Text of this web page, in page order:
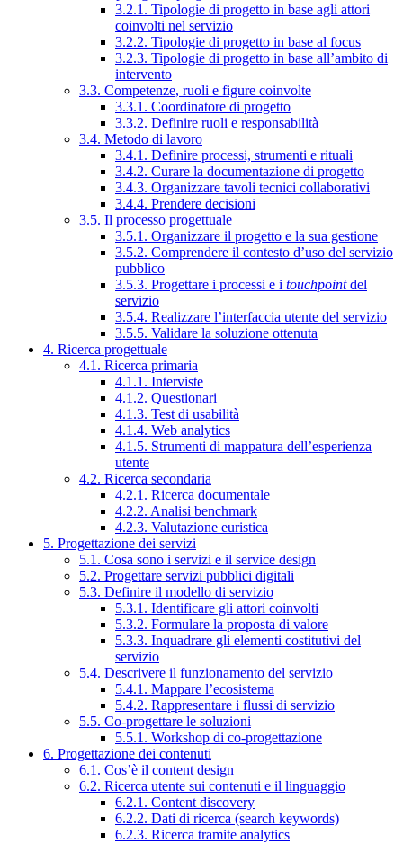
3.2.1. Tipologie di progetto in base agli attori
coinvolti nel servizio
3.2.2. Tipologie di progetto in base al focus
3.2.3. Tipologie di progetto in base all’ambito di
intervento
3.3. Competenze, ruoli e figure coinvolte
3.3.1. Coordinatore di progetto
3.3.2. Definire ruoli e responsabilità
3.4. Metodo di lavoro
3.4.1. Definire processi, strumenti e rituali
3.4.2. Curare la documentazione di progetto
3.4.3. Organizzare tavoli tecnici collaborativi
3.4.4. Prendere decisioni
3.5. Il processo progettuale
3.5.1. Organizzare il progetto e la sua gestione
3.5.2. Comprendere il contesto d’uso del servizio
pubblico
3.5.3. Progettare i processi e i touchpointdel
servizio
3.5.4. Realizzare l’interfaccia utente del servizio
3.5.5. Validare la soluzione ottenuta
4. Ricerca progettuale
4.1. Ricerca primaria
4.1.1. Interviste
4.1.2. Questionari
4.1.3. Test di usabilità
4.1.4. Web analytics
4.1.5. Strumenti di mappatura dell’esperienza
utente
4.2. Ricerca secondaria
4.2.1. Ricerca documentale
4.2.2. Analisi benchmark
4.2.3. Valutazione euristica
5. Progettazione dei servizi
5.1. Cosa sono i servizi e il service design
5.2. Progettare servizi pubblici digitali
5.3. Definire il modello di servizio
5.3.1. Identificare gli attori coinvolti
5.3.2. Formulare la proposta di valore
5.3.3. Inquadrare gli elementi costitutivi del
servizio
5.4. Descrivere il funzionamento del servizio
5.4.1. Mappare l’ecosistema
5.4.2. Rappresentare i flussi di servizio
5.5. Co-progettare le soluzioni
5.5.1. Workshop di co-progettazione
6. Progettazione dei contenuti
6.1. Cos’è il content design
6.2. Ricerca utente sui contenuti e il linguaggio
6.2.1. Content discovery
6.2.2. Dati di ricerca (search keywords)
6.2.3. Ricerca tramite analytics